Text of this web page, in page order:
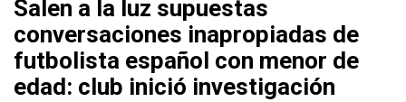
Salen a la luz supuestas
conversaciones inapropiadas de
futbolista español con menor de
edad: club inició investigación